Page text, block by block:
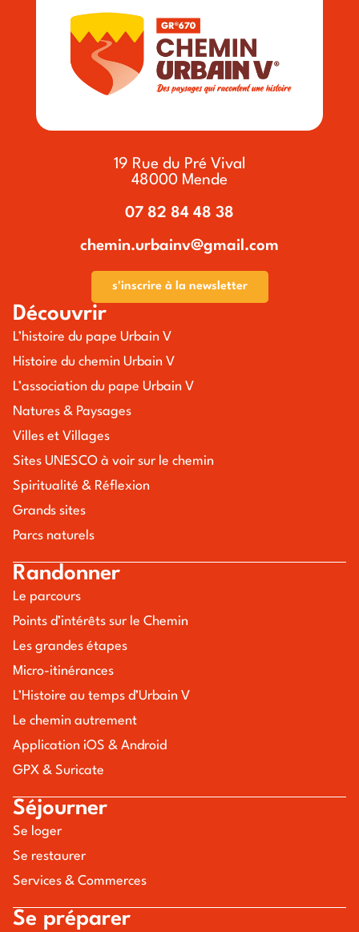
19 Rue du Pré Vival
48000 Mende
07 82 84 48 38
chemin.urbainv@gmail.com
s'inscrire à la newsletter
Découvrir
L’histoire du pape Urbain V
Histoire du chemin Urbain V
L’association du pape Urbain V
Natures & Paysages
Villes et Villages
Sites UNESCO à voir sur le chemin
Spiritualité & Réflexion
Grands sites
Parcs naturels
Randonner
Le parcours
Points d’intérêts sur le Chemin
Les grandes étapes
Micro-itinérances
L’Histoire au temps d’Urbain V
Le chemin autrement
Application iOS & Android
GPX & Suricate
Séjourner
Se loger
Se restaurer
Services & Commerces
Se préparer